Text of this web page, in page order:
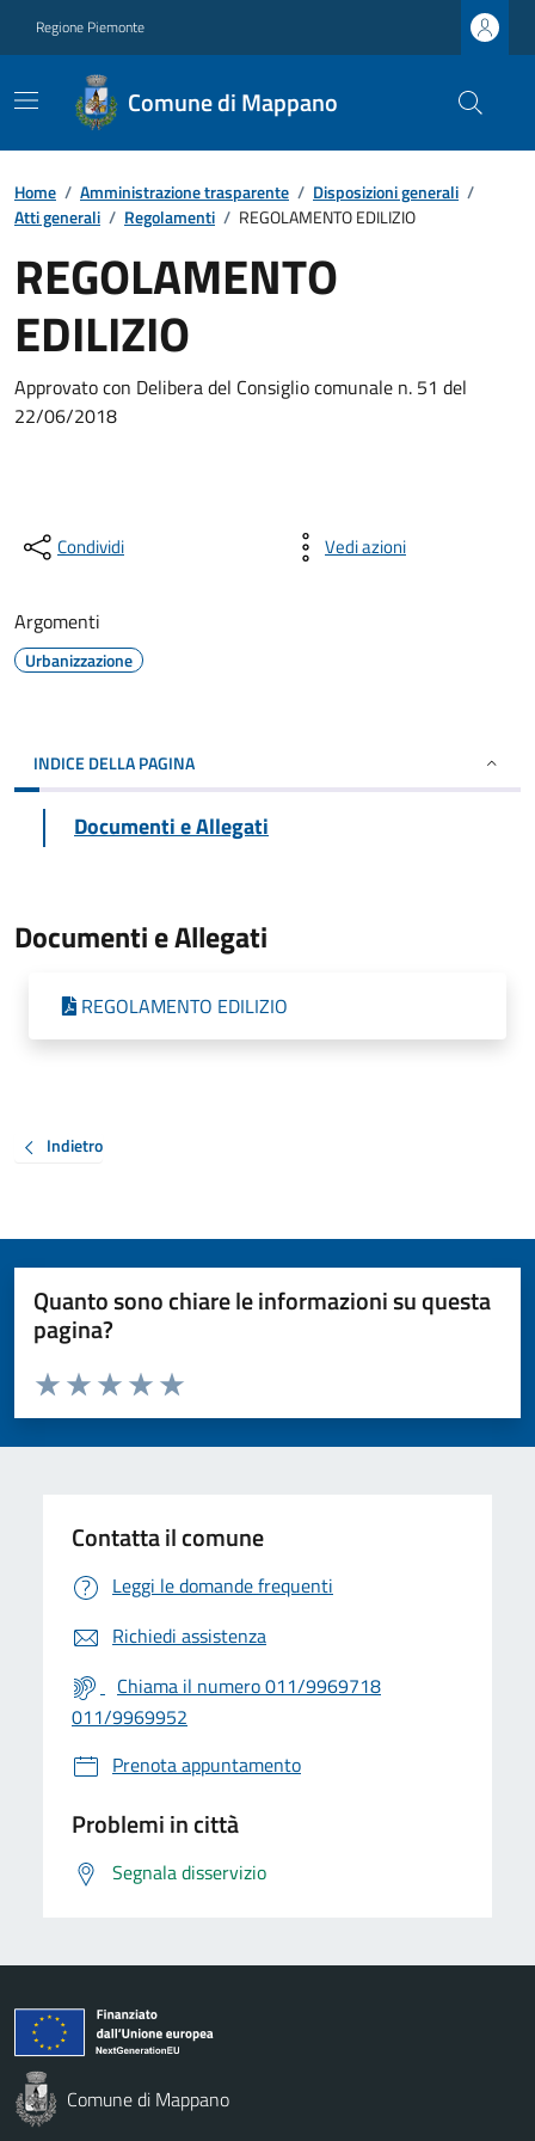
Regione Piemonte
Comune di Mappano
Home / Amministrazione trasparente / Disposizioni generali /
Atti generali / Regolamenti / REGOLAMENTO EDILIZIO
REGOLAMENTO
EDILIZIO
Approvato con Delibera del Consiglio comunale n. 51 del
22/06/2018
Condividi Vedi azioni
Argomenti
Urbanizzazione
INDICE DELLA PAGINA
Documenti e Allegati
Documenti e Allegati
REGOLAMENTO EDILIZIO
Indietro
Quanto sono chiare le informazioni su questa
pagina?
Valuta da 1 a 5 stelle la pagina
Valuta 5 stelle su 5
Valuta 4 stelle su 5
Valuta 3 stelle su 5
Valuta 2 stelle su 5
Valuta 1 stelle su 5
Contatta il comune
Leggi le domande frequenti
Richiedi assistenza
Chiama il numero 011/9969718
011/9969952
Prenota appuntamento
Problemi in città
Segnala disservizio
Comune di Mappano